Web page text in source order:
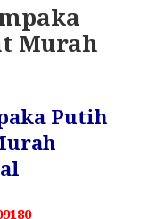
Murah
Putih